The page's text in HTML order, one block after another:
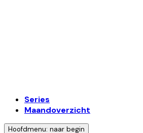
Series
Maandoverzicht
Hoofdmenu: naar begin